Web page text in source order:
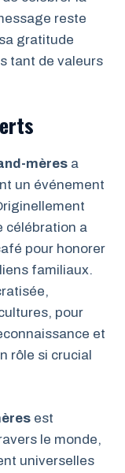
reste
gratitude
tant de valeurs
mères a
un événement
célébration a
pour honorer
familiaux.
pour
et
rôle si crucial
est
le monde,
universelles